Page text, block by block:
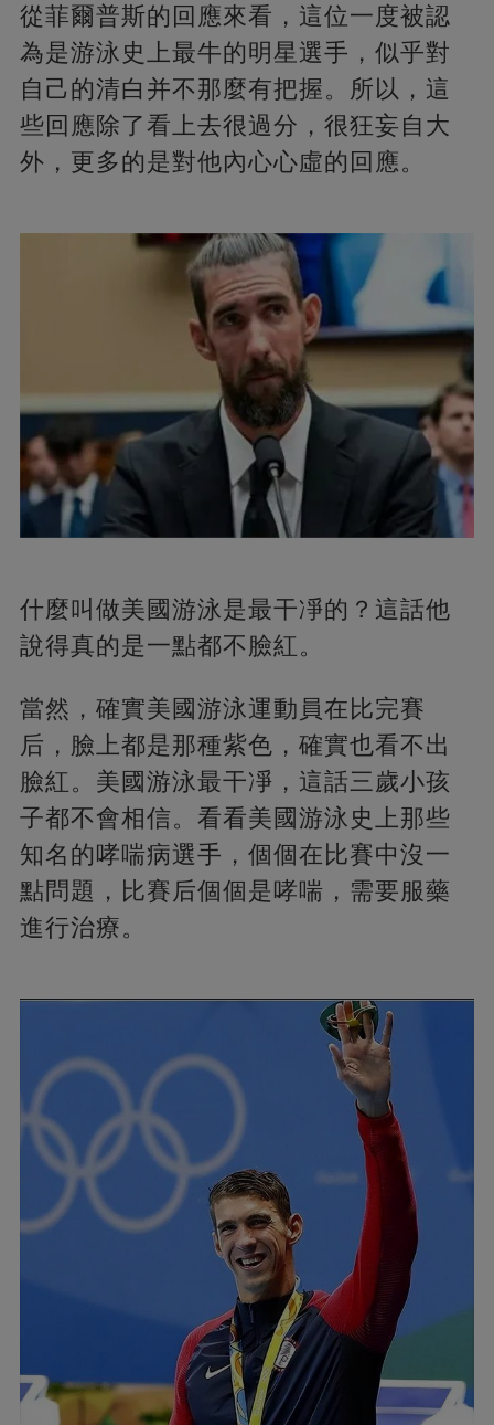
從菲爾普斯的回應來看，這位一度被認
為是游泳史上最牛的明星選手，似乎對
自己的清白并不那麼有把握。所以，這
些回應除了看上去很過分，很狂妄自大
外，更多的是對他內心心虛的回應。
什麼叫做美國游泳是最干凈的？這話他
說得真的是一點都不臉紅。
當然，確實美國游泳運動員在比完賽
后，臉上都是那種紫色，確實也看不出
臉紅。美國游泳最干凈，這話三歲小孩
子都不會相信。看看美國游泳史上那些
知名的哮喘病選手，個個在比賽中沒一
點問題，比賽后個個是哮喘，需要服藥
進行治療。